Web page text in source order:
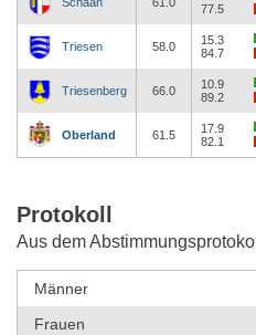
77.5
Triesen 58.0
15.3
84.7
Triesenberg 66.0
10.9
89.2
Oberland 61.5
17.9
82.1
Protokoll
Aus dem Abstimmungsprotokoll
Männer
Frauen